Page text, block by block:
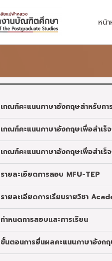
หน้
เกณฑ์คะแนนภาษาอังกฤษสำหรับกา
เกณฑ์คะแนนภาษาอังกฤษเพื่อสำเ
เกณฑ์คะแนนภาษาอังกฤษเพื่อสำเ
รายละเอียดการสอบ MFU-TEP
รายละเอียดการเรียนรายวิชา
กำหนดการสอบและการเรียน
ขั้นตอนการยื่นผลคะแนนภาษาอังก